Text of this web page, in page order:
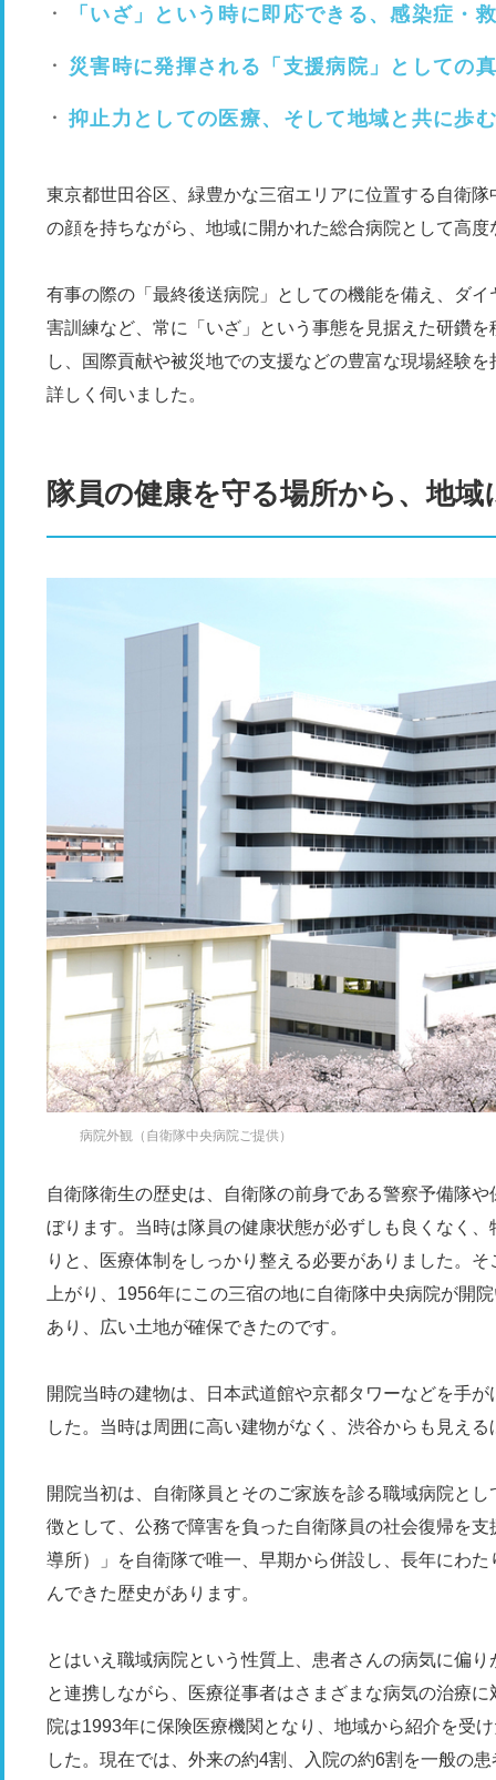
「いざ」という時に即応できる、感染症・
災害時に発揮される「支援病院」としての
抑止力としての医療、そして地域と共に歩
東京都世田谷区、緑豊かな三宿エリアに位置する自衛
の顔を持ちながら、地域に開かれた総合病院として高
有事の際の「最終後送病院」としての機能を備え、ダ
害訓練など、常に「いざ」という事態を見据えた研鑽
し、国際貢献や被災地での支援などの豊富な現場経験
詳しく伺いました。
隊員の健康を守る場所から、地
病院外観（自衛隊中央病院ご提供）
自衛隊衛生の歴史は、自衛隊の前身である警察予備隊
ぼります。当時は隊員の健康状態が必ずしも良くなく、
りと、医療体制をしっかり整える必要がありました。
上がり、1956年にこの三宿の地に自衛隊中央病院が開
あり、広い土地が確保できたのです。
開院当時の建物は、日本武道館や京都タワーなどを手
した。当時は周囲に高い建物がなく、渋谷からも見え
開院当初は、自衛隊員とそのご家族を診る職域病院と
徴として、公務で障害を負った自衛隊員の社会復帰を
導所）」を自衛隊で唯一、早期から併設し、長年にわ
んできた歴史があります。
とはいえ職域病院という性質上、患者さんの病気に偏
と連携しながら、医療従事者はさまざまな病気の治療
院は1993年に保険医療機関となり、地域から紹介を受
した。現在では、外来の約4割、入院の約6割を一般の